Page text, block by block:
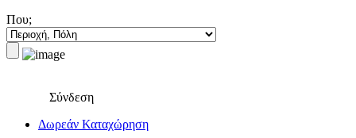
Που;
Σύνδεση
Δωρεάν Καταχώρηση